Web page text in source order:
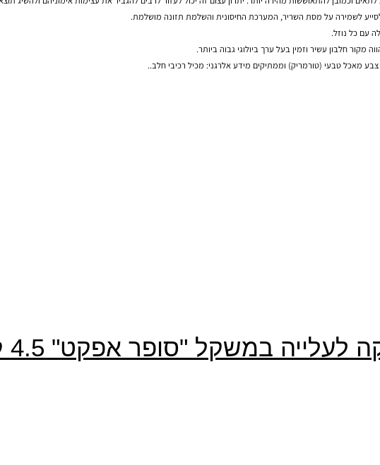
של אנזימים של בניית השריר מצוי בשיא. בשלב זה נפתח חלון אנזימטי המאפשר בנייה גדולה יותר של מסת
להתאוששות מהירה יותר. יתרון עצום זה יכול לעזור לרבים להגביר את עצימות אימוניהם ולהשיג
על מסת השריר, המערכת החיסונית והשלמת תזונה מושלמת.
טבעי (טורמריק) וממתיקים מידע אלרגני: מכיל רכיבי חלב..